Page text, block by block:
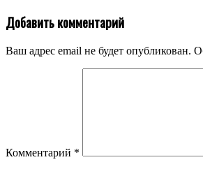
Добавить комментарий
Ваш адрес email не будет опубликован.
Комментарий *